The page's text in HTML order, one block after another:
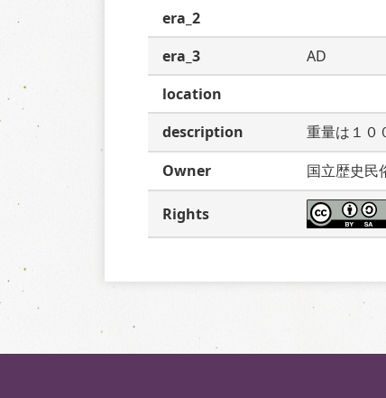
era_2
era_3
AD
location
description
重量は１０
Owner
国立歴史民
Rights